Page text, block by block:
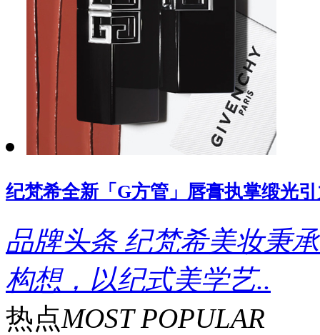
纪梵希全新「G方管」唇膏执掌缎光
品牌头条 纪梵希美妆秉
构想，以纪式美学艺..
热点MOST POPULAR